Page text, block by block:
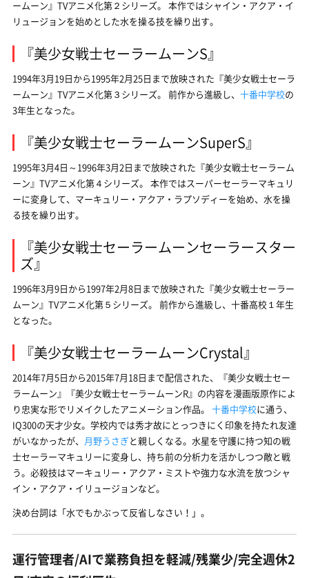
ームーン』TVアニメ化第２シリーズ。 本作ではシャイン・アクア・イ
リュージョンを始めとした水を操る技を繰り出す。
『美少女戦士セーラームーンS』
1994年3月19日から1995年2月25日まで放映された『美少女戦士セーラ
ームーン』TVアニメ化第３シリーズ。 前作から進級し、 十番中学校の
3年生となった。
『美少女戦士セーラームーンSuperS』
1995年3月4日～1996年3月2日まで放映された『美少女戦士セーラーム
ーン』TVアニメ化第４シリーズ。 本作ではスーパーセーラーマキュリ
ーに変身して、マーキュリー・アクア・ラプソディーを始め、水を操
る技を繰り出す。
『美少女戦士セーラームーンセーラースター
ズ』
1996年3月9日から1997年2月8日まで放映された『美少女戦士セーラー
ムーン』TVアニメ化第５シリーズ。 前作から進級し、 十番高校１年生
となった。
『美少女戦士セーラームーンCrystal』
2014年7月5日から2015年7月18日まで配信された、『美少女戦士セー
ラームーン』『美少女戦士セーラームーンR』の内容を漫画版原作によ
り忠実な形でリメイクしたアニメーション作品。 十番中学校に通う、
IQ300の天才少女。学校内では秀才故にとっつきにく印象を持たれ友達
がいなかったが、 月野うさぎと親しくなる。水星を守護に持つ知の戦
士セーラーマキュリーに変身し、持ち前の分析力を活かしつつ敵と戦
う。必殺技はマーキュリー・アクア・ミストや強力な水流を放つシャ
イン・アクア・イリュージョンなど。
決め台詞は「水でもかぶって反省しなさい！」。
運行管理者/AIで業務負担を軽減/残業少/完全週休2